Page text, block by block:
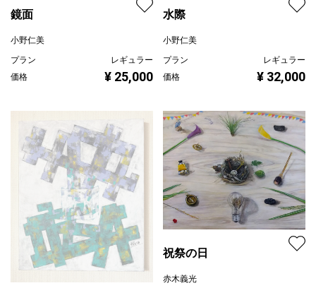
鏡面
小野仁美
プラン
レギュラー
価格
¥ 25,000
水際
小野仁美
プラン
レギュラー
価格
¥ 32,000
祝祭の日
赤木義光